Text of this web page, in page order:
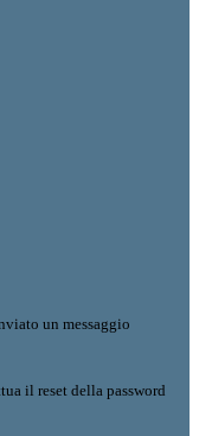
un messaggio
il reset della password